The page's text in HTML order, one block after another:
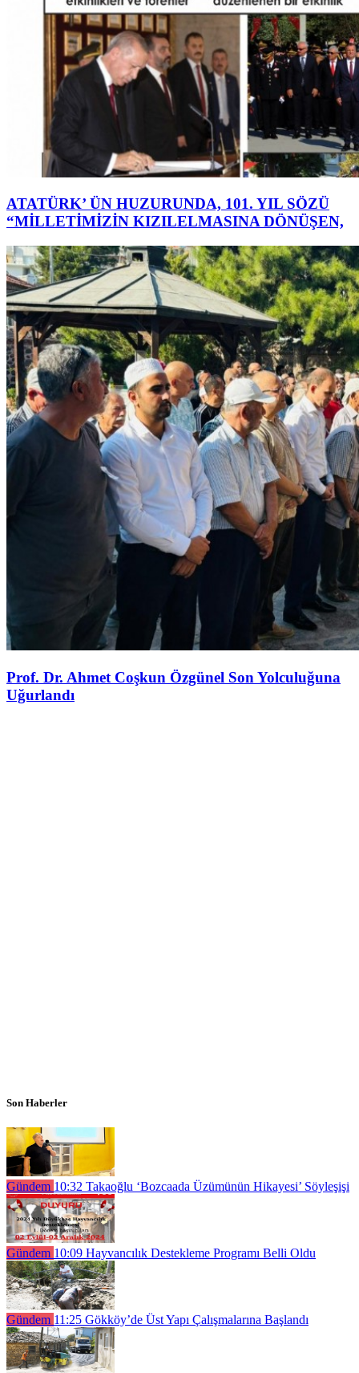
ATATÜRK’ ÜN HUZURUNDA, 101. YIL SÖZÜ
“MİLLETİMİZİN KIZILELMASINA DÖNÜŞEN,
Prof. Dr. Ahmet Coşkun Özgünel Son Yolculuğuna
Uğurlandı
Son Haberler
Gündem 10:32 Takaoğlu ‘Bozcaada Üzümünün Hikayesi’ Söyleşişi
Gündem 10:09 Hayvancılık Destekleme Programı Belli Oldu
Gündem 11:25 Gökköy’de Üst Yapı Çalışmalarına Başlandı